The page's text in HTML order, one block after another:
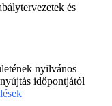
és
nyilvános
időpontjától